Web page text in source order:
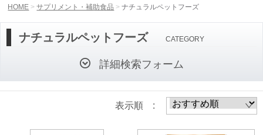
HOME サプリメント・補助食品 ナチュラルペットフーズ
ナチュラルペットフーズ CATEGORY
詳細検索フォーム
表示順 :